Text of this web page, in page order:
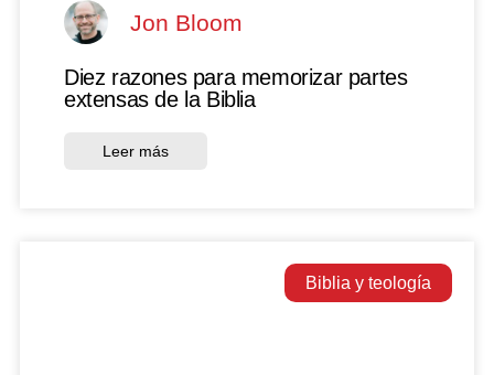
Jon Bloom
Diez razones para memorizar partes
extensas de la Biblia
Leer más
Biblia y teología